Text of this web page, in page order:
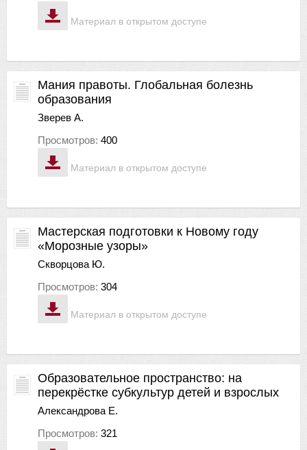
Материал в открытом доступе
Материал в открытом доступе
Мания правоты. Глобальная болезнь
образования
Зверев А.
Просмотров: 400
Материал в открытом доступе
Мастерская подготовки к Новому году
«Морозные узоры»
Скворцова Ю.
Просмотров: 304
Образовательное пространство: на
перекрёстке субкультур детей и взрослых
Александрова Е.
Просмотров: 321